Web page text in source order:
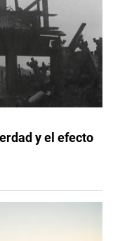
y el efecto